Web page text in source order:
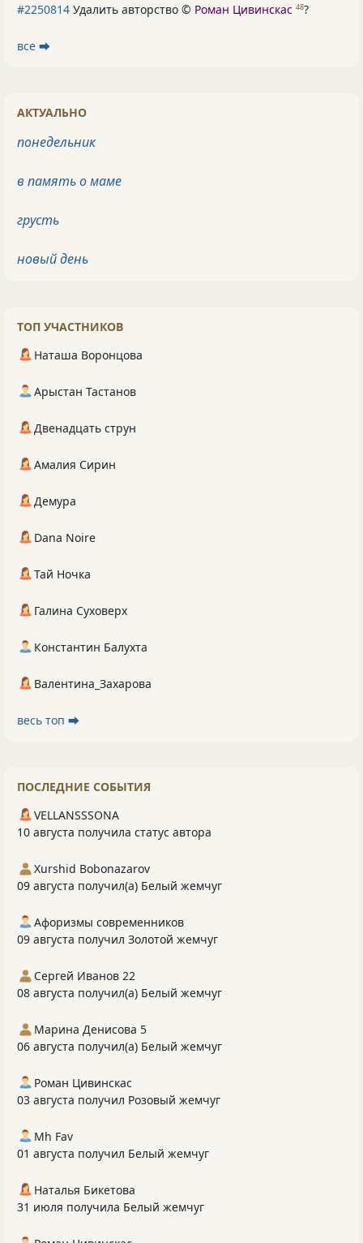
#2250814 Удалить авторство © Роман Цивинскас 48?
все ⮕
АКТУАЛЬНО
понедельник
в память о маме
грусть
новый день
ТОП УЧАСТНИКОВ
Наташа Воронцова
Арыстан Тастанов
Двенадцать струн
Амалия Сирин
Демура
Dana Noire
Тай Ночка
Галина Суховерх
Константин Балухта
Валентина_Захарова
весь топ ⮕
ПОСЛЕДНИЕ СОБЫТИЯ
VELLANSSSONA
10 августа получила статус автора
Xurshid Bobonazarov
09 августа получил(а) Белый жемчуг
Афоризмы современников
09 августа получил Золотой жемчуг
Сергей Иванов 22
08 августа получил(а) Белый жемчуг
Марина Денисова 5
06 августа получил(а) Белый жемчуг
Роман Цивинскас
03 августа получил Розовый жемчуг
Mh Fav
01 августа получил Белый жемчуг
Наталья Бикетова
31 июля получила Белый жемчуг